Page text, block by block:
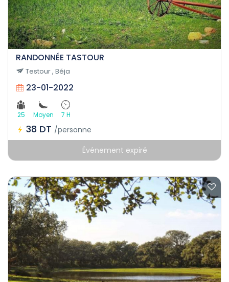
RANDONNÉE TASTOUR
Testour , Béja
23-01-2022
25 Moyen 7 H
38 DT /personne
Événement expiré